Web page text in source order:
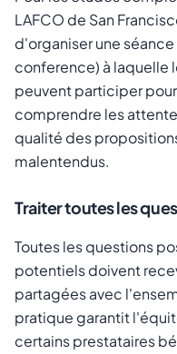
LAFCO de San
d'organiser une
conference) à laquelle
peuvent participer
comprendre les
qualité des
malentendus.
Traiter toutes les
Toutes les questions
potentiels doivent
partagées avec
pratique garantit
certains prestataires